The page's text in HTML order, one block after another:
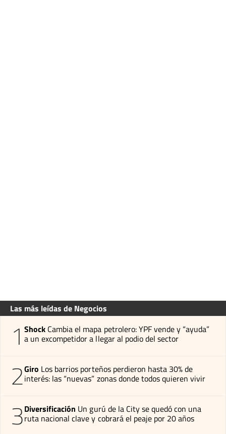
Las más leídas de Negocios
1 Shock Cambia el mapa petrolero: YPF vende y “ayuda”
a un excompetidor a llegar al podio del sector
2Giro Los barrios porteños perdieron hasta 30% de
interés: las “nuevas” zonas donde todos quieren vivir
3Diversificación Un gurú de la City se quedó con una
ruta nacional clave y cobrará el peaje por 20 años